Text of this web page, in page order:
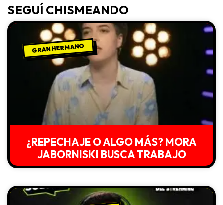
SEGUÍ CHISMEANDO
GRAN HERMANO
¿REPECHAJE O ALGO MÁS? MORA
JABORNISKI BUSCA TRABAJO